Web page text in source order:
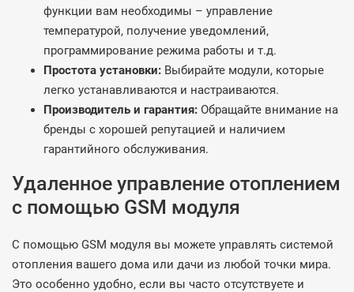
функции вам необходимы – управление
температурой, получение уведомлений,
программирование режима работы и т.д.
Простота установки: Выбирайте модули, которые
легко устанавливаются и настраиваются.
Производитель и гарантия: Обращайте внимание на
бренды с хорошей репутацией и наличием
гарантийного обслуживания.
Удаленное управление отоплением
с помощью GSM модуля
С помощью GSM модуля вы можете управлять системой
отопления вашего дома или дачи из любой точки мира.
Это особенно удобно, если вы часто отсутствуете и